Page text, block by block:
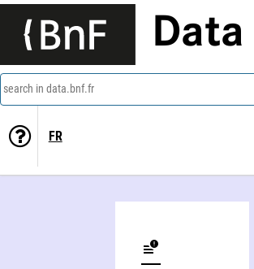
Data
search in data.bnf.fr
FR